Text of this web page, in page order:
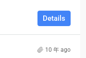
Details
10 年 ago